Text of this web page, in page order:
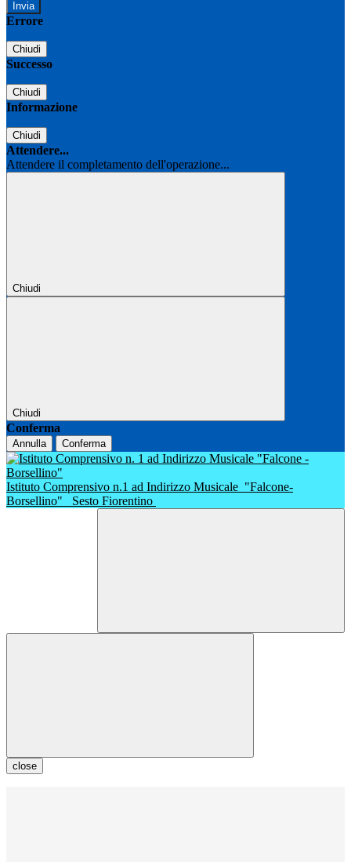
Errore
Chiudi
Successo
Chiudi
Informazione
Chiudi
Attendere...
Attendere il completamento dell'operazione...
Chiudi
Chiudi
Conferma
Annulla Conferma
Istituto Comprensivo n.1 ad Indirizzo Musicale "Falcone-
Borsellino"
Sesto Fiorentino
close